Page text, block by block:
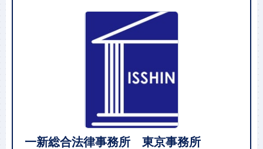
一新総合法律事務所 東京事務所